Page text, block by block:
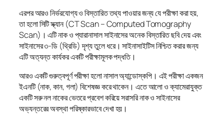
এরপর আরও নির্ভরযোগ্য ও বিস্তারিত তথ্য পাওয়ার জন্য যে পরীক্ষা করা হয়,
তা হলো সিটি স্ক্যান (CT Scan – Computed Tomography
Scan)। এটি নাক ও প্যারানাসাল সাইনাসের অনেক বিস্তারিত ছবি দেয় এবং
সাইনাসের ৩-ডি (থ্রিডি) দৃশ্য তুলে ধরে। সাইনাসাইটিস নিশ্চিত করার জন্য
এটি অত্যন্ত কার্যকর একটি পরীক্ষামূলক পদ্ধতি।
আরও একটি গুরুত্বপূর্ণ পরীক্ষা হলো নাসাল অ্যান্ডোস্কপি। এই পরীক্ষা একজন
ইএনটি (নাক, কান, গলা) বিশেষজ্ঞ করে থাকেন। এতে আলো ও ক্যামেরাযুক্ত
একটি সরু নল নাকের ভেতরে প্রবেশ করিয়ে সরাসরি নাক ও সাইনাসের
অভ্যন্তরের অবস্থা পরিষ্কারভাবে দেখা হয়।